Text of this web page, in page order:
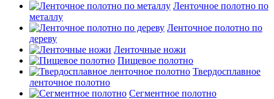
Ленточное полотно по
металлу
Ленточное полотно по
дереву
Ленточные ножи
Пищевое полотно
Твердосплавное
ленточное полотно
Сегментное полотно